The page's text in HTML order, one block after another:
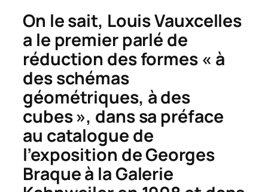
On le sait, Louis Vauxcelles
a le premier parlé de
réduction des formes « à
des schémas
géométriques, à des
cubes », dans sa préface
au catalogue de
l’exposition de Georges
Braque à la Galerie